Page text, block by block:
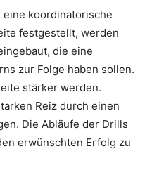
eine koordinatorische
festgestellt, werden
die eine
zur Folge haben sollen.
stärker werden.
Reiz durch einen
Die Abläufe der Drills
erwünschten Erfolg zu